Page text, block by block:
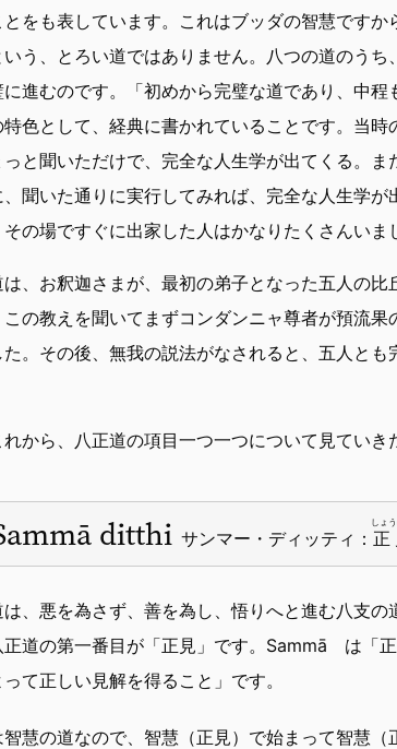
とをも表しています。これはブッダの智慧です
いう、とろい道ではありません。八つの道のう
に進むのです。「初めから完璧な道であり、中
色として、経典に書かれていることです。当
と聞いただけで、完全な人生学が出てくる。
、聞いた通りに実行してみれば、完全な人生学
の場ですぐに出家した人はかなりたくさんいま
は、お釈迦さまが、最初の弟子となった五人の
この教えを聞いてまずコンダンニャ尊者が預流
。その後、無我の説法がなされると、五人と
から、八正道の項目一つ一つについて見ていき
サンマー・ディッティ： 正
しょう
ditthi
は、悪を為さず、善を為し、悟りへと進む八支の
正道の第一番目が「正見」です。Sammā は
て正しい見解を得ること」です。
慧の道なので、智慧（正見）で始まって智慧（